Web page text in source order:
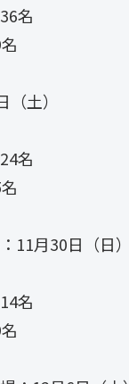
名
土）
名
11月30日（日）
名